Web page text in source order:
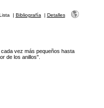
| Bibliografía | Detalles
vez más pequeños hasta
de los anillos".